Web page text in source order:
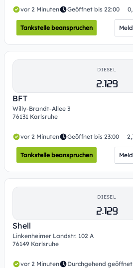
vor 2 Minuten Geöffnet bis 22:00
Tankstelle beanspruchen
DIESEL
2.129
BFT
Willy-Brandt-Allee 3
76131 Karlsruhe
vor 2 Minuten Geöffnet bis 23:00
Tankstelle beanspruchen
DIESEL
2.129
Shell
Linkenheimer Landstr. 102 A
76149 Karlsruhe
vor 2 Minuten Durchgehend geöffnet